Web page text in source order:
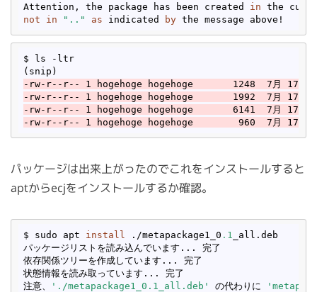
Attention, the package has been created in
not
in ".." as indicated by
$ ls -ltr
-rw-r--r-- 1 hogehoge hogehoge       1248  7月 17
-rw-r--r-- 1 hogehoge hogehoge       1992  7月 17
-rw-r--r-- 1 hogehoge hogehoge       6141  7月 17
-rw-r--r-- 1 hogehoge hogehoge        960  7月 17
パッケージは出来上がったのでこれをインストールすると
aptからecjをインストールするか確認。
$ sudo apt install ./metapackage1_0 .1
_all.deb
パッケージリストを読み込んでいます... 完了
依存関係ツリーを作成しています... 完了
状態情報を読み取っています... 完了
注意、
'./metapackage1_0.1_all.deb' の代わりに